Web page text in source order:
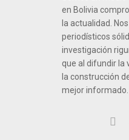
en Bolivia
la actualidad.
periodísticos
investigación
que al difundir la
la construcción
mejor informado.